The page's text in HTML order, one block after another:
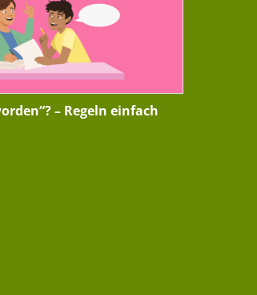
– Regeln einfach